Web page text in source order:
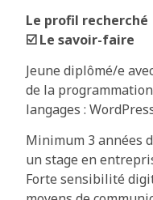
Le profil recherché
☑️ Le savoir-faire
Jeune diplômé/e
de la
langages :
Minimum 3 années
un stage en
Forte sensibilité